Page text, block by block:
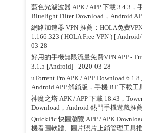
藍色光濾波器 APK / APP 下載 3.4.3，
Bluelight Filter Download，Android
網路加速器 VPN 推薦：HOLA免费
1.166.323 ( HOLA Free VPN ) [
03-28
好用的手機無限流量免費VPN APP -
3.1.5 [Android]- 2020-03-28
uTorrent Pro APK / APP Download
Android APP 解鎖版，手機 BT 下載工
神魔之塔 APK / APP 下載 18.43，
Download，Android 熱門手機遊戲推
QuickPic 快圖瀏覽 APP / APK
機看圖軟體、圖片照片上鎖管理工具